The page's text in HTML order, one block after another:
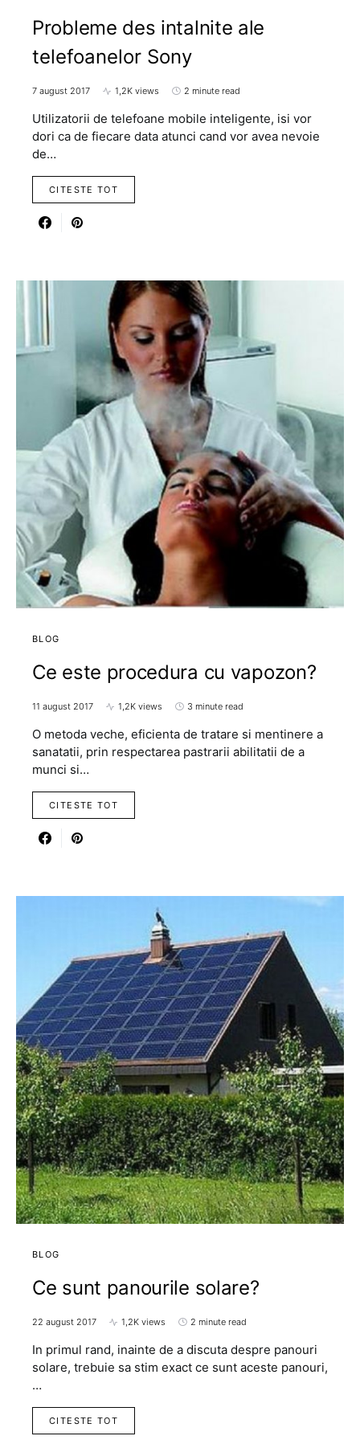
Probleme des intalnite ale
telefoanelor Sony
7 august 2017 1,2K views 2 minute read
Utilizatorii de telefoane mobile inteligente, isi vor
dori ca de fiecare data atunci cand vor avea nevoie
de…
CITESTE TOT
BLOG
Ce este procedura cu vapozon?
11 august 2017 1,2K views 3 minute read
O metoda veche, eficienta de tratare si mentinere a
sanatatii, prin respectarea pastrarii abilitatii de a
munci si…
CITESTE TOT
BLOG
Ce sunt panourile solare?
22 august 2017 1,2K views 2 minute read
In primul rand, inainte de a discuta despre panouri
solare, trebuie sa stim exact ce sunt aceste panouri,
…
CITESTE TOT